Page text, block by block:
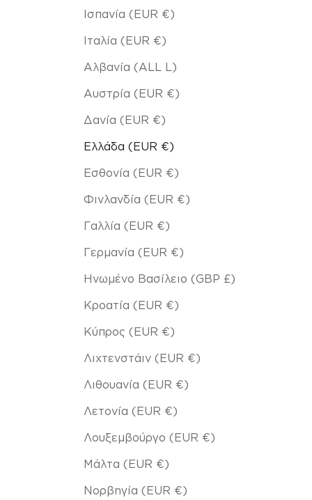
Ισπανία (EUR €)
Ιταλία (EUR €)
Αλβανία (ALL L)
Αυστρία (EUR €)
Δανία (EUR €)
Ελλάδα (EUR €)
Εσθονία (EUR €)
Φινλανδία (EUR €)
Γαλλία (EUR €)
Γερμανία (EUR €)
Ηνωμένο Βασίλειο (GBP £)
Κροατία (EUR €)
Κύπρος (EUR €)
Λιχτενστάιν (EUR €)
Λιθουανία (EUR €)
Λετονία (EUR €)
Λουξεμβούργο (EUR €)
Μάλτα (EUR €)
Νορβηγία (EUR €)